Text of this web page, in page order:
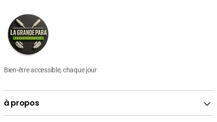
Bien-être accessible, chaque jour
à propos